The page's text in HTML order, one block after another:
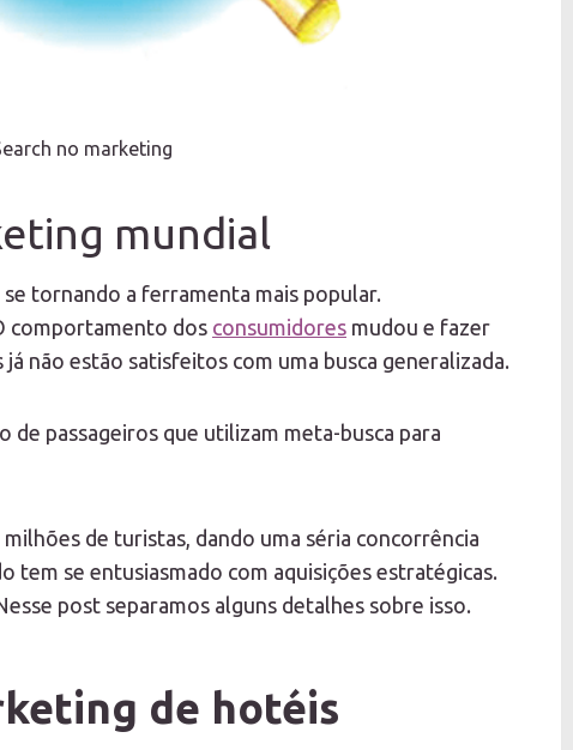
no marketing
mundial
tornando a ferramenta mais popular.
comportamento dos consumidores mudou e fazer
não estão satisfeitos com uma busca generalizada.
passageiros que utilizam meta-busca para
de turistas, dando uma séria concorrência
tem se entusiasmado com aquisições estratégicas.
post separamos alguns detalhes sobre isso.
de hotéis